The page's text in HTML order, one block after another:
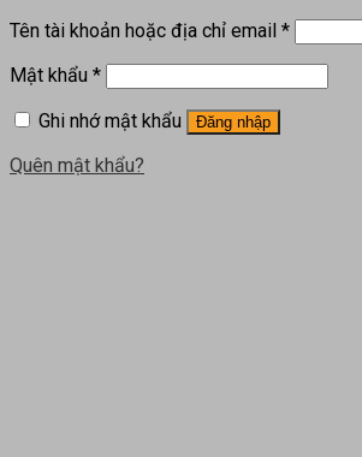
Tên tài khoản hoặc địa chỉ email *
Mật khẩu *
Ghi nhớ mật khẩu
Đăng nhập
Quên mật khẩu?